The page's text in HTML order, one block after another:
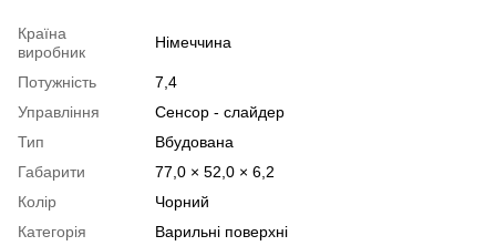
Країна
виробник
Німеччина
Потужність
7,4
Управління
Сенсор - слайдер
Тип
Вбудована
Габарити
77,0 × 52,0 × 6,2
Колір
Чорний
Категорія
Варильні поверхні